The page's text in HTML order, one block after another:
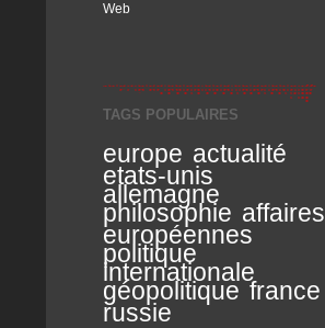
Web
TAGS POPULAIRES
europe actualité
etats-unis
allemagne
philosophie affaires
européennes
politique
internationale
géopolitique france
russie